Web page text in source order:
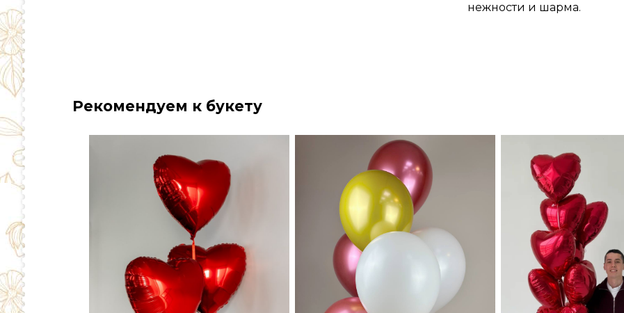
нежности и шарма.
Рекомендуем к букету